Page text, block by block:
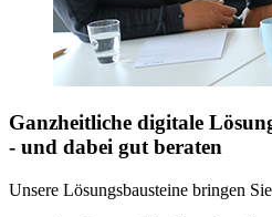
Ganzheitliche digitale
- und dabei gut beraten
Unsere Lösungsbausteine bringen